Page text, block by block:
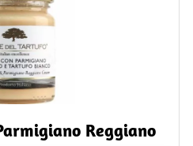
Reggiano